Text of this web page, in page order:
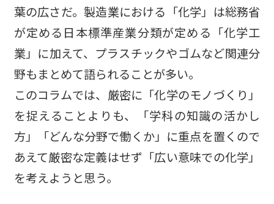
葉の広さだ。製造業における「化学」は総務省
が定める日本標準産業分類が定める「化学工
業」に加えて、プラスチックやゴムなど関連分
野もまとめて語られることが多い。
このコラムでは、厳密に「化学のモノづくり」
を捉えることよりも、「学科の知識の活かし
方」「どんな分野で働くか」に重点を置くので
あえて厳密な定義はせず「広い意味での化学」
を考えようと思う。